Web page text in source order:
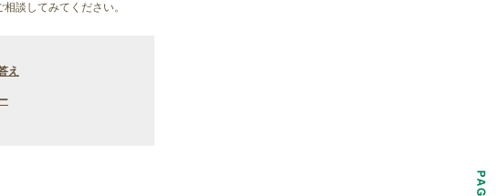
談してみてください。
え